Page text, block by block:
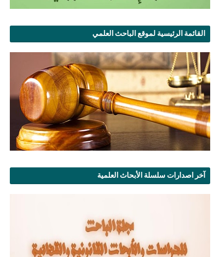
القائمة الرئيسية لموقع الباحث العلمي
آخر اصدارات سلسلة الأبحاث العلمية